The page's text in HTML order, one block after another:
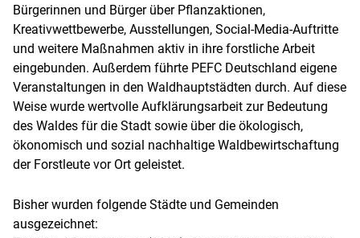
Bürgerinnen und Bürger über Pflanzaktionen,
Kreativwettbewerbe, Ausstellungen, Social-Media-Auftritte
und weitere Maßnahmen aktiv in ihre forstliche Arbeit
eingebunden. Außerdem führte PEFC Deutschland eigene
Veranstaltungen in den Waldhauptstädten durch. Auf diese
Weise wurde wertvolle Aufklärungsarbeit zur Bedeutung
des Waldes für die Stadt sowie über die ökologisch,
ökonomisch und sozial nachhaltige Waldbewirtschaftung
der Forstleute vor Ort geleistet.
Bisher wurden folgende Städte und Gemeinden
ausgezeichnet: